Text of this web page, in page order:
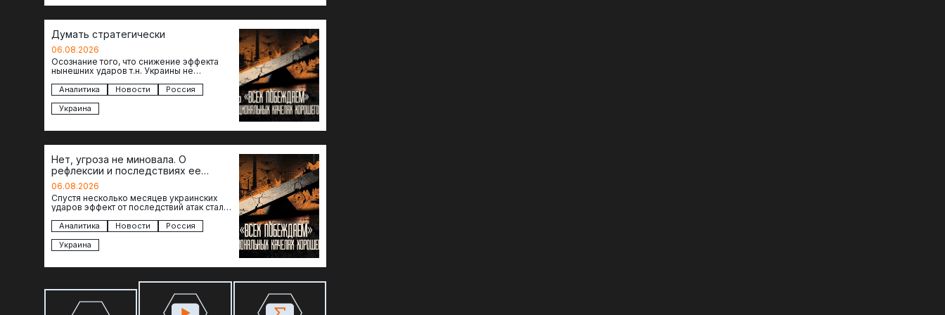
Думать стратегически
06.08.2026
Осознание того, что снижение эффекта
нынешних ударов т.н. Украины не
— повод задаться вопросом: что делать…
Аналитика Новости
Россия
Украина
Нет, угроза не миновала. О
рефлексии и последствиях ее
отсутствия
06.08.2026
Спустя несколько месяцев украинских
ударов эффект от последствий атак стал
коллапса розничной торговли не…
Аналитика Новости
Россия
Украина